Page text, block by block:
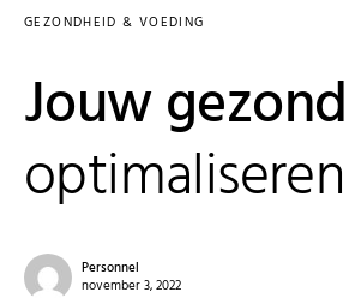
GEZONDHEID & VOEDING
Jouw
optimaliseren
Personnel
november 3, 2022